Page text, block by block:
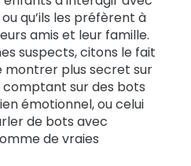
qu’ils les préfèrent à
amis et leur famille.
suspects, citons le fait
montrer plus secret sur
comptant sur des bots
émotionnel, ou celui
de bots avec
de vraies